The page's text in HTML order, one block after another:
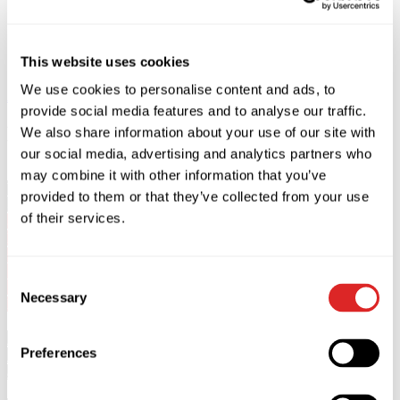
This website uses cookies
We use cookies to personalise content and ads, to
provide social media features and to analyse our traffic.
We also share information about your use of our site with
our social media, advertising and analytics partners who
may combine it with other information that you’ve
provided to them or that they’ve collected from your use
of their services.
Selection
Necessary
Preferences
Acheter Fermer
Description
Valery Meladze se produira à Prague le 27 septembre 2026 à la
Sportovní hala Fortuna.
5+
La durée du concert est de 2 heures. Pas d'entracte.
*Les enfants de moins de 5 ans ne sont pas admis au concert.
*Les personnes âgées de moins de 15 ans doivent être